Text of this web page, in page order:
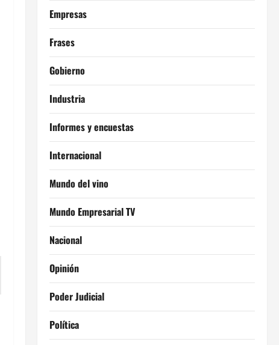
Empresas
Frases
Gobierno
Industria
Informes y encuestas
Internacional
Mundo del vino
Mundo Empresarial TV
Nacional
Opinión
Poder Judicial
Política